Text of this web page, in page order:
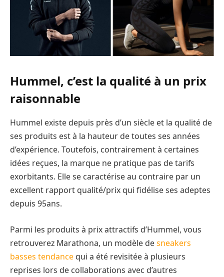
Hummel, c’est la qualité à un prix
raisonnable
Hummel existe depuis près d’un siècle et la qualité de
ses produits est à la hauteur de toutes ses années
d’expérience. Toutefois, contrairement à certaines
idées reçues, la marque ne pratique pas de tarifs
exorbitants. Elle se caractérise au contraire par un
excellent rapport qualité/prix qui fidélise ses adeptes
depuis 95ans.
Parmi les produits à prix attractifs d’Hummel, vous
retrouverez Marathona, un modèle desneakers
basses tendance qui a été revisitée à plusieurs
reprises lors de collaborations avec d’autres